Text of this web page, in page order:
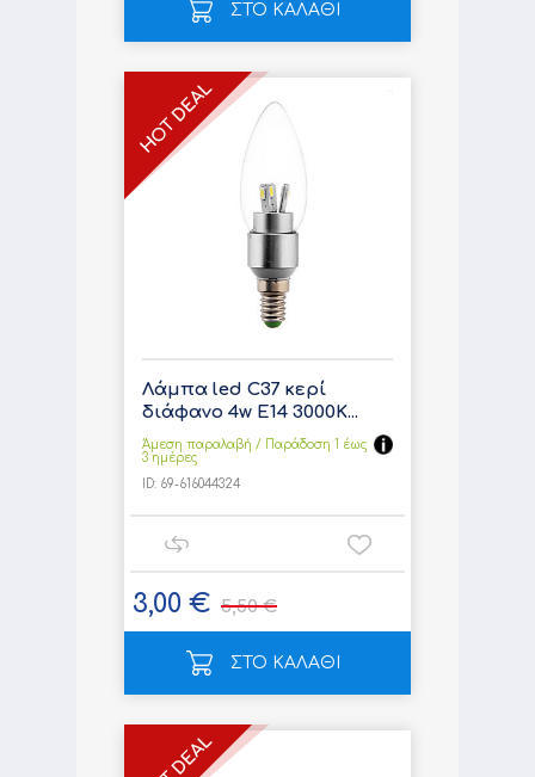
ΣΤΟ ΚΑΛΑΘΙ
Λάμπα led C37 κερί
διάφανο 4w E14 3000K...
Άμεση παραλαβή / Παράδoση 1 έως
3 ημέρες
ID: 69-616044324
3,00 € 5,50 €
ΣΤΟ ΚΑΛΑΘΙ